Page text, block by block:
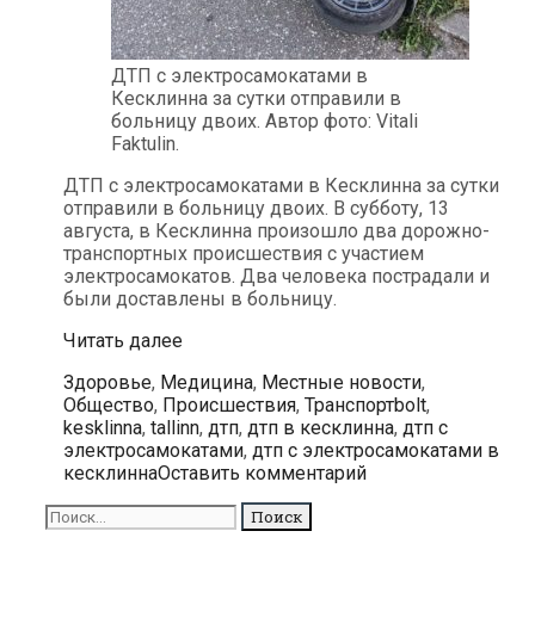
ДТП с электросамокатами в
Кесклинна за сутки отправили в
больницу двоих. Автор фото: Vitali
Faktulin.
ДТП с электросамокатами в Кесклинна за сутки
отправили в больницу двоих. В субботу, 13
августа, в Кесклинна произошло два дорожно-
транспортных происшествия с участием
электросамокатов. Два человека пострадали и
были доставлены в больницу.
Читать далееДТП
электросамокатами
в
Кесклинна
за
сутки
отправили
Рубрики
Здоровье, Медицина, Местные новости,
Общество, Происшествия, ТранспортМетки
bolt,
kesklinna, tallinn, дтп, дтп в кесклинна, дтп с
электросамокатами, дтп с электросамокатами в
кесклиннаОставить комментарий
Поиск
для: